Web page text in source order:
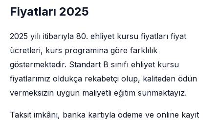
Fiyatları 2025
2025 yılı itibarıyla 80. ehliyet kursu fiyatları fiyat
ücretleri, kurs programına göre farklılık
göstermektedir. Standart B sınıfı ehliyet kursu
fiyatlarımız oldukça rekabetçi olup, kaliteden ödün
vermeksizin uygun maliyetli eğitim sunmaktayız.
Taksit imkânı, banka kartıyla ödeme ve online kayıt